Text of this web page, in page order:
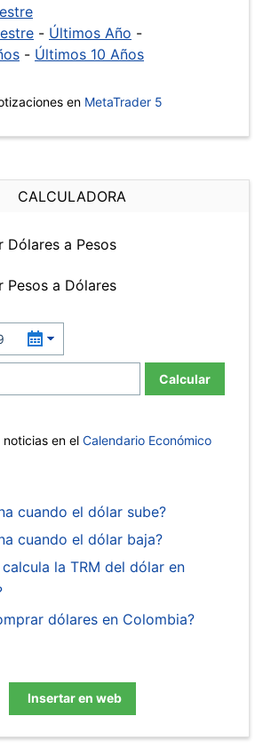
- Últimos Año -
- Últimos 10 Años
en MetaTrader 5
CALCULADORA
Dólares a Pesos
Pesos a Dólares
Calcular
noticias en el Calendario Económico
cuando el dólar sube?
cuando el dólar baja?
la TRM del dólar en
dólares en Colombia?
Insertar en web